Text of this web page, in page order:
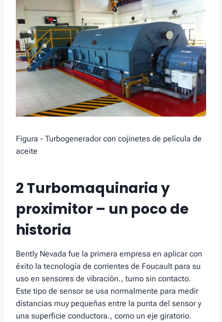
Figura - Turbogenerador con cojinetes de película de
aceite
2 Turbomaquinaria y
proximitor – un poco de
historia
Bently Nevada fue la primera empresa en aplicar con
éxito la tecnología de corrientes de Foucault para su
uso en sensores de vibración., turno sin contacto.
Este tipo de sensor se usa normalmente para medir
distancias muy pequeñas entre la punta del sensor y
una superficie conductora., como un eje giratorio.